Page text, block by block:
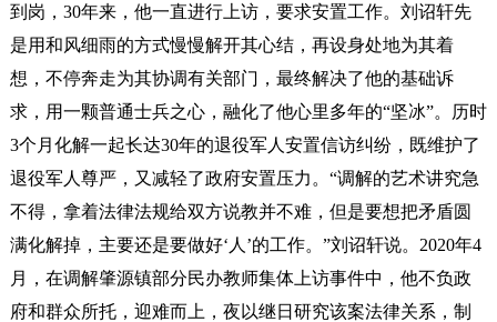
到岗，30年来，他一直进行上访，要求安置工作。刘诏轩先
是用和风细雨的方式慢慢解开其心结，再设身处地为其着
想，不停奔走为其协调有关部门，最终解决了他的基础诉
求，用一颗普通士兵之心，融化了他心里多年的“坚冰”。历时
3个月化解一起长达30年的退役军人安置信访纠纷，既维护了
退役军人尊严，又减轻了政府安置压力。 “调解的艺术讲究急
不得，拿着法律法规给双方说教并不难，但是要想把矛盾圆
满化解掉，主要还是要做好‘人’的工作。”刘诏轩说。2020年4
月，在调解肇源镇部分民办教师集体上访事件中，他不负政
府和群众所托，迎难而上，夜以继日研究该案法律关系，制